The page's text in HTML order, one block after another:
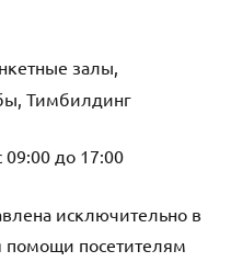
залы,
Тимбилдинг
09:00 до 17:00
исключительно в
помощи посетителям